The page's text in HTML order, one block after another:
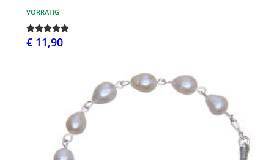
VORRÄTIG
€ 11,90